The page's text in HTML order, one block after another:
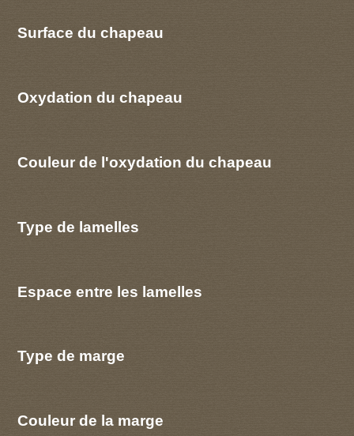
Surface du chapeau
Oxydation du chapeau
Couleur de l'oxydation du chapeau
Type de lamelles
Espace entre les lamelles
Type de marge
Couleur de la marge